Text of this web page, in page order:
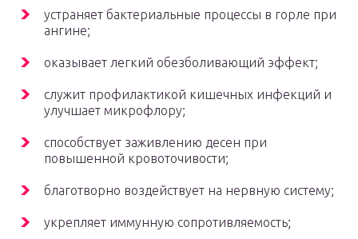
устраняет бактериальные процессы в горле при
ангине;
оказывает легкий обезболивающий эффект;
служит профилактикой кишечных инфекций и
улучшает микрофлору;
способствует заживлению десен при
повышенной кровоточивости;
благотворно воздействует на нервную систему;
укрепляет иммунную сопротивляемость;